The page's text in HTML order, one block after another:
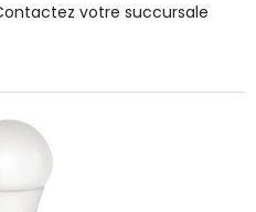
votre succursale